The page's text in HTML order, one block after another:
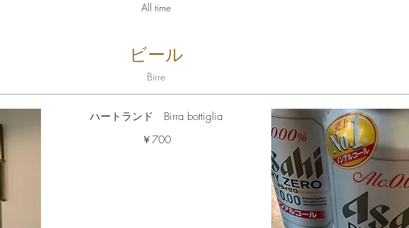
All time
ビール
Birre
ハートランド Birra bottiglia
￥700